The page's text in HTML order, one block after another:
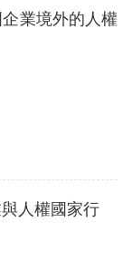
業境外的人權
人權國家行